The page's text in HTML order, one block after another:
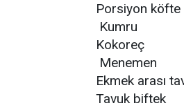
Porsiyon köfte
Kumru
Kokoreç
Menemen
Ekmek arası
Tavuk biftek